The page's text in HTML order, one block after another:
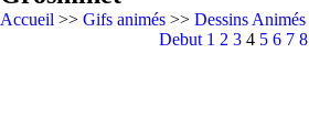
Accueil >> Gifs animés >> Dessins Animés
Debut 1 2 3 4 5 6 7 8